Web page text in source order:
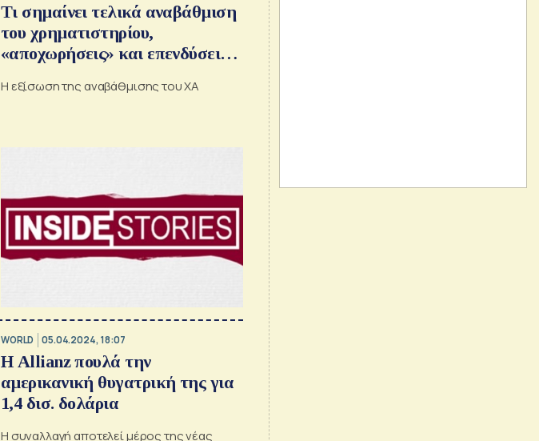
Τι σημαίνει τελικά αναβάθμιση
του χρηματιστηρίου,
«αποχωρήσεις» και επενδύσεις
φωτοβολταϊκό ερίζουν, τι λείπει
Η εξίσωση της αναβάθμισης του ΧΑ
WORLD 05.04.2024, 18:07
Η Allianz πουλά την
αμερικανική θυγατρική της για
1,4 δισ. δολάρια
Η συναλλαγή αποτελεί μέρος της νέας